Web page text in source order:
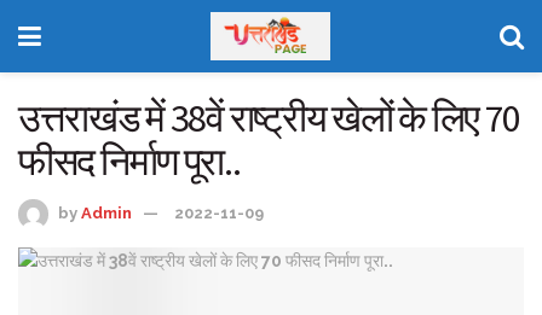
उत्तराखंड में 38वें राष्ट्रीय खेलों के लिए 70
फीसद निर्माण पूरा..
by Admin 2022-11-09